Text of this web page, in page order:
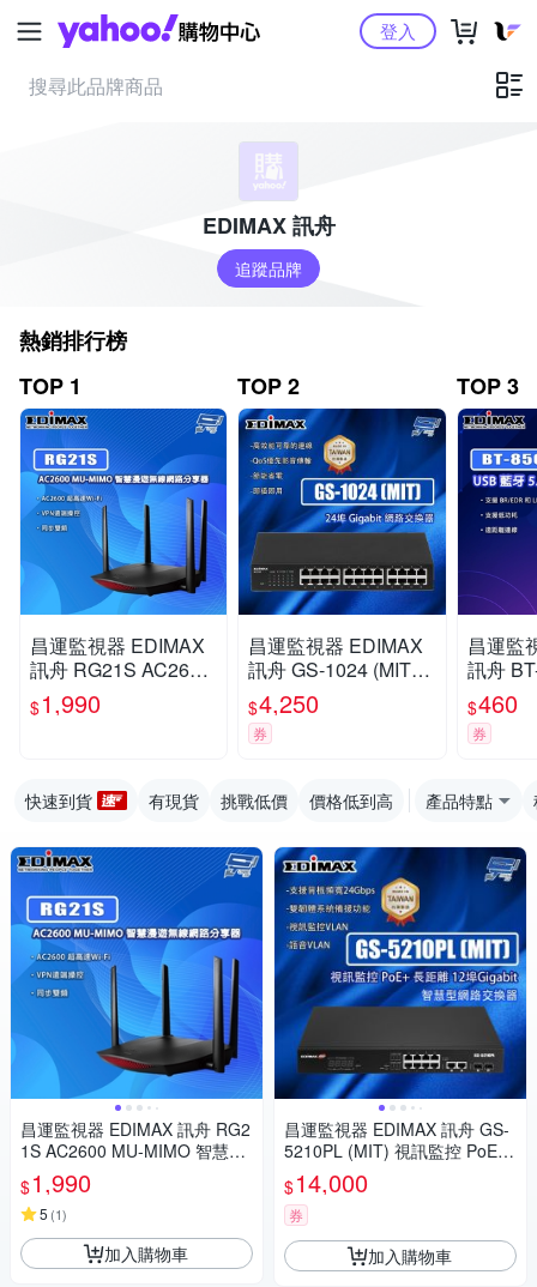
Yahoo購物中心登入
EDIMAX 訊舟
追蹤品牌
熱銷排行榜
TOP 1
昌運監視器 EDIMAX
訊舟 RG21S AC2600
MU-MIMO 智慧漫遊無
線網路分享器
$1,990
TOP 2
昌運監視器 EDIMAX
訊舟 GS-1024 (MIT) 2
4埠 Gigabit 網路交換
器
$4,250
券
TOP 3
昌運監
訊舟
牙5.0
線
$460
券
快速到貨 有現貨 挑戰低價 價格低到高 產品特點
昌運監視器 EDIMAX 訊舟 RG2
1S AC2600 MU-MIMO 智慧漫
遊無線網路分享器
$1,990
5 (1)
加入購物車
昌運監視器 EDIMAX 訊舟 GS-
5210PL (MIT) 視訊監控 PoE+
長距離 12埠 智慧型網路交換器
$14,000
券
加入購物車